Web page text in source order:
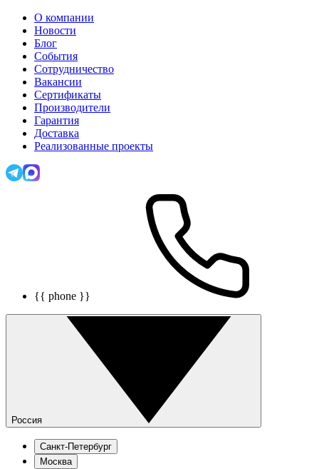
О компании
Новости
Блог
События
Сотрудничество
Вакансии
Сертификаты
Производители
Гарантия
Доставка
Реализованные проекты
{{ phone }}
Россия
Санкт-Петербург
Москва